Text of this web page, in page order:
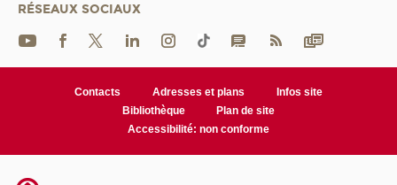
RÉSEAUX SOCIAUX
Contacts Adresses et plans
Infos site
Bibliothèque
Plan de site
Accessibilité: non conforme